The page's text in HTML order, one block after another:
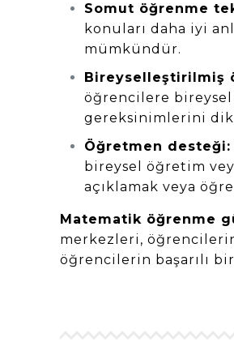
Somut öğrenme
konuları daha iyi
mümkündür.
Bireyselleştirilmiş
öğrencilere bireysel
gereksinimlerini
Öğretmen desteği:
bireysel öğretim
açıklamak veya
Matematik öğrenme
merkezleri,
öğrencilerin başarılı